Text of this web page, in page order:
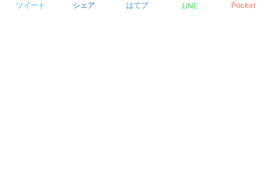
ツイート シェア はてブ LINE Pocket